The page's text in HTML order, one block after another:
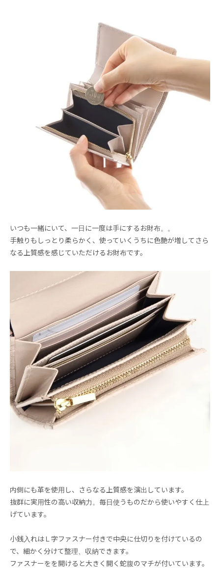
いつも一緒にいて、一日に一度は手にするお財布。。
手触りもしっとり柔らかく、使っていくうちに色艶が増してさら
なる上質感を感じていただけるお財布です。
内側にも革を使用し、さらなる上質感を演出しています。
抜群に実用性の高い収納力。毎日使うものだから使いやすく仕上
げています。
小銭入れはＬ字ファスナー付きで中央に仕切りを付けているの
で、細かく分けて整理、収納できます。
ファスナーをを開けると大きく開く蛇腹のマチが付いています。